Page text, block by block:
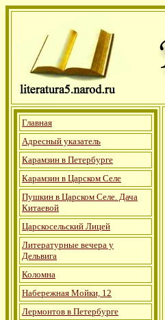
Главная
Адресный указатель
Карамзин в Петербурге
Карамзин в Царском Селе
Пушкин в Царском Селе. Дача
Китаевой
Царскосельский Лицей
Литературные вечера у
Дельвига
Коломна
Набережная Мойки, 12
Лермонтов в Петербурге